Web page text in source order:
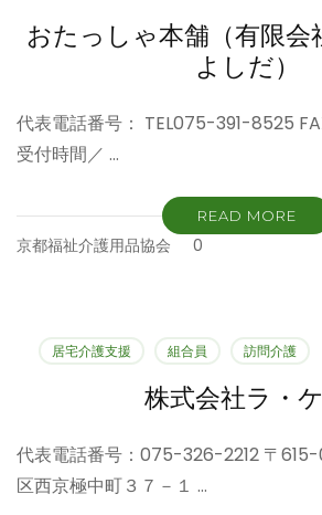
おたっしゃ本舗（有限会
よしだ）
代表電話番号： TEL075-391-8525
受付時間／ …
READ MORE
京都福祉介護用品協会 0
居宅介護支援 組合員 訪問介護
株式会社ラ・
代表電話番号：075-326-2212 〒
区西京極中町３７－１ …